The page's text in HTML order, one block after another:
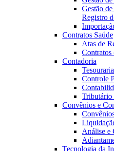
Gestão
Registro
Contratos Saúde
Atas de
Contratos
Contadoria
Tesouraria
Controle
Tributário
Convênios e
Análise e
Tecnologia da